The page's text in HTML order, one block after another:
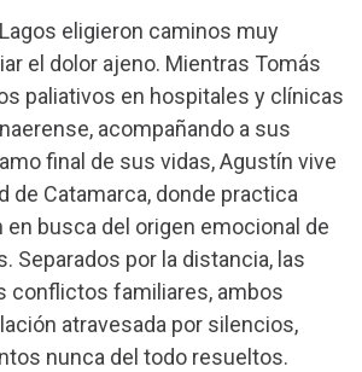
eligieron caminos muy
el dolor ajeno. Mientras Tomás
paliativos en hospitales y clínicas
acompañando a sus
final de sus vidas, Agustín vive
de Catamarca, donde practica
busca del origen emocional de
Separados por la distancia, las
conflictos familiares, ambos
atravesada por silencios,
nunca del todo resueltos.